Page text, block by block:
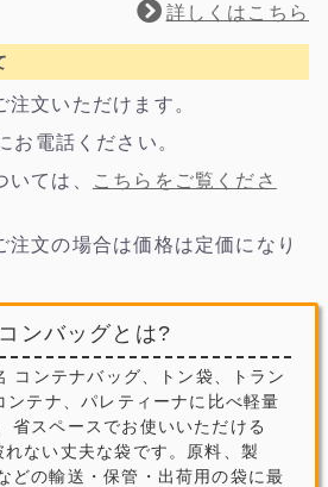
詳しくはこちら
文いただけます。
電話ください。
ては、
こちらをご覧くださ
注文の場合は価格は定価になり
ンバッグとは?
コンテナバッグ、トン袋、トラン
ンテナ、パレティーナに比べ軽量
省スペースでお使いいただける
れない丈夫な袋です。原料、製
どの輸送・保管・出荷用の袋に最